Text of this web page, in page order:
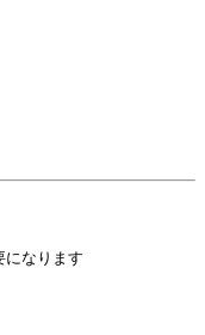
になります